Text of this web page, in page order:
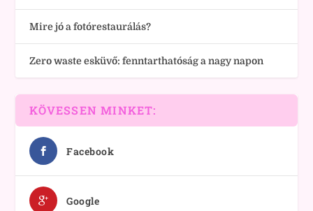
Mire jó a fotórestaurálás?
Zero waste esküvő: fenntarthatóság a nagy napon
KÖVESSEN MINKET:
Facebook
Google